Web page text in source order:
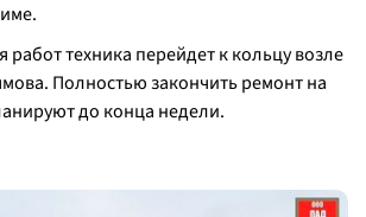
работ техника перейдет к кольцу возле
Полностью закончить ремонт на
до конца недели.